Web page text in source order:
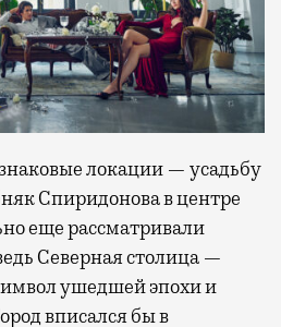
локации — усадьбу
Спиридонова в центре
еще рассматривали
Северная столица —
ушедшей эпохи и
вписался бы в